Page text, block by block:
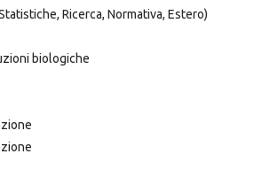
Ricerca, Normativa, Estero)
biologiche